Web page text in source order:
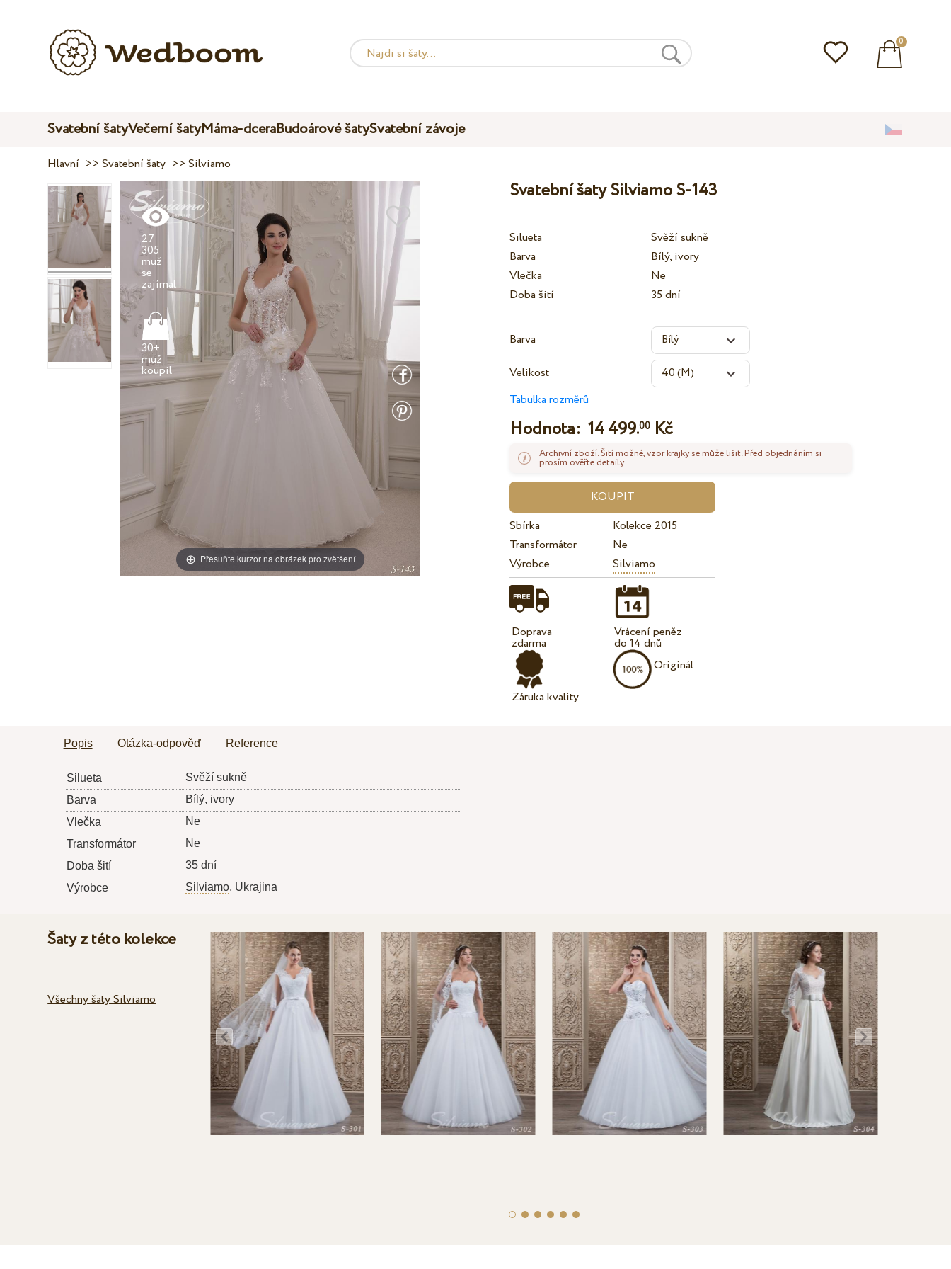
0
Svatební šatyVečerní šatyMáma-dceraBudoárové šatySvatební závoje
Hlavní >>Svatební šaty >>Silviamo
Přesuňte kurzor na obrázek pro zvětšení
27
305
muž
se
zajímal
30+
muž
Svatební šaty Silviamo S-143
Silueta
Svěží sukně
Barva
Bílý, ivory
Vlečka
Ne
Doba šití
35 dní
Barva
Velikost
Tabulka rozměrů
Hodnota:14 499.00 Kč
Archivní zboží. Šití možné, vzor krajky se může lišit. Před objednáním si
prosím ověřte detaily.
Sbírka
Kolekce 2015
Transformátor
Ne
Výrobce
Silviamo
Doprava
zdarma
Záruka kvality
Vrácení peněz
do 14 dnů
Originál
Popis Otázka-odpověď Reference
Silueta
Svěží sukně
Barva
Bílý, ivory
Vlečka
Ne
Transformátor
Ne
Doba šití
35 dní
Výrobce
Silviamo, Ukrajina
Šaty z této kolekce
Všechny šaty Silviamo